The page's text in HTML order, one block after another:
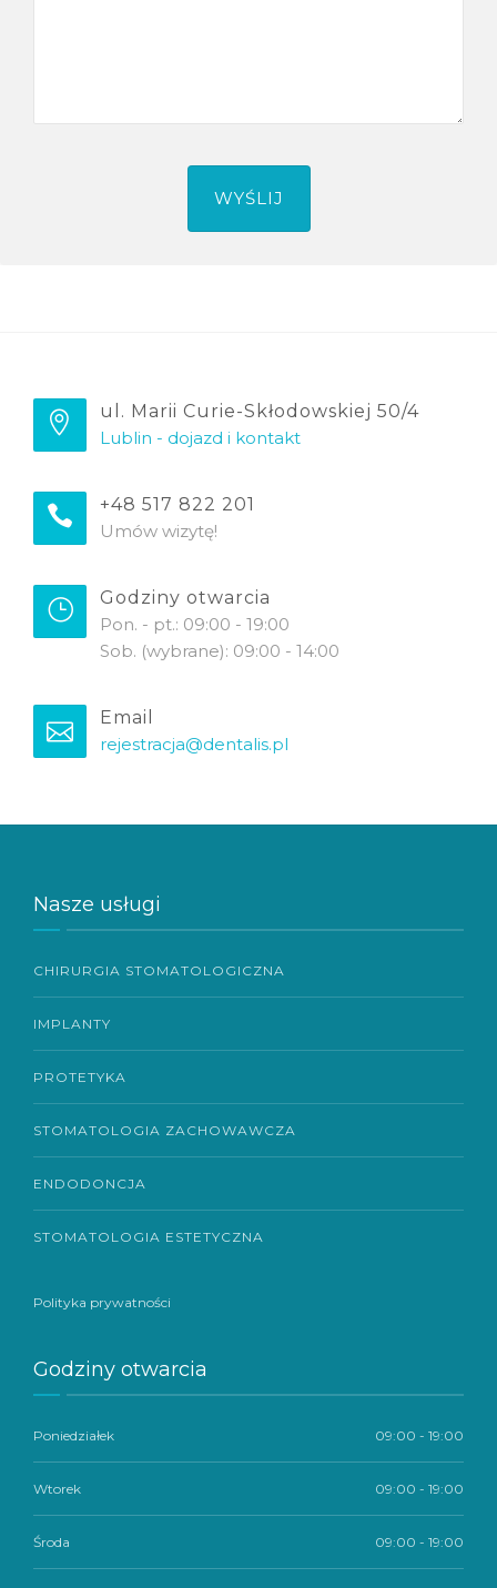
ul. Marii Curie-Skłodowskiej 50/4
Lublin - dojazd i kontakt
+48 517 822 201
Umów wizytę!
Godziny otwarcia
Pon. - pt.: 09:00 - 19:00
Sob. (wybrane): 09:00 - 14:00
Email
rejestracja@dentalis.pl
Nasze usługi
CHIRURGIA STOMATOLOGICZNA
IMPLANTY
PROTETYKA
STOMATOLOGIA ZACHOWAWCZA
ENDODONCJA
STOMATOLOGIA ESTETYCZNA
Polityka prywatności
Godziny otwarcia
Poniedziałek 09:00 - 19:00
Wtorek 09:00 - 19:00
Środa 09:00 - 19:00